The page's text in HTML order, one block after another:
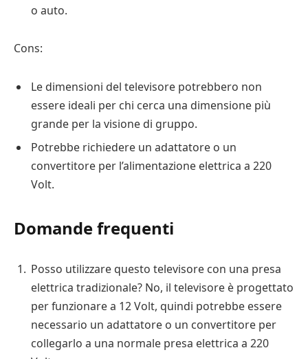
o auto.
Cons:
Le dimensioni del televisore potrebbero non
essere ideali per chi cerca una dimensione più
grande per la visione di gruppo.
Potrebbe richiedere un adattatore o un
convertitore per l’alimentazione elettrica a 220
Volt.
Domande frequenti
Posso utilizzare questo televisore con una presa
elettrica tradizionale? No, il televisore è progettato
per funzionare a 12 Volt, quindi potrebbe essere
necessario un adattatore o un convertitore per
collegarlo a una normale presa elettrica a 220